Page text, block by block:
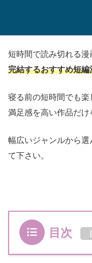
短時間で読み切れる漫
完結するおすすめ短編
寝る前の短時間でも
満足感を高い作品だけ
幅広いジャンルから
て下さい。
目次 [